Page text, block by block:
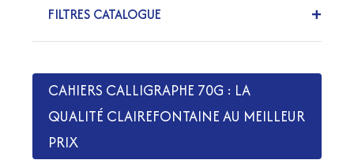
FILTRES CATALOGUE
CAHIERS CALLIGRAPHE 70G : LA
QUALITÉ CLAIREFONTAINE AU MEILLEUR
PRIX